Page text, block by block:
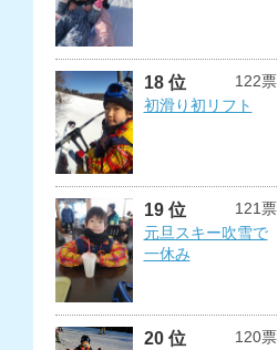
18 位
122票
初滑り初リフト
19 位
121票
元旦スキー吹雪で
一休み
20 位
120票